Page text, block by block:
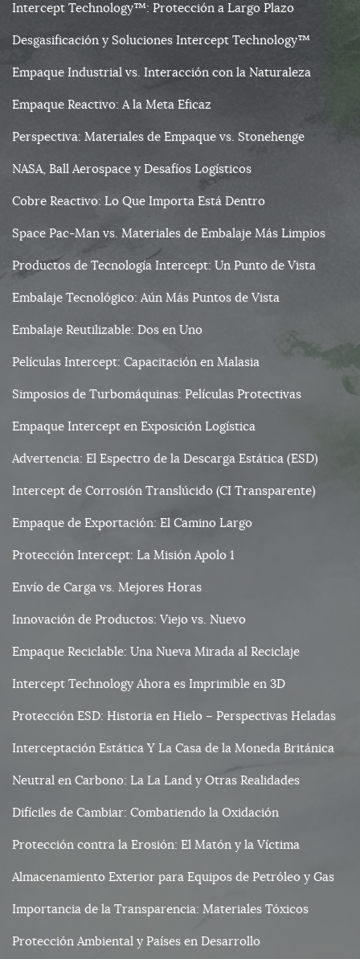
Intercept Technology™: Protección a Largo Plazo
Desgasificación y Soluciones Intercept Technology™
Empaque Industrial vs. Interacción con la Naturaleza
Empaque Reactivo: A la Meta Eficaz
Perspectiva: Materiales de Empaque vs. Stonehenge
NASA, Ball Aerospace y Desafíos Logísticos
Cobre Reactivo: Lo Que Importa Está Dentro
Space Pac-Man vs. Materiales de Embalaje Más Limpios
Productos de Tecnología Intercept: Un Punto de Vista
Embalaje Tecnológico: Aún Más Puntos de Vista
Embalaje Reutilizable: Dos en Uno
Películas Intercept: Capacitación en Malasia
Simposios de Turbomáquinas: Películas Protectivas
Empaque Intercept en Exposición Logística
Advertencia: El Espectro de la Descarga Estática (ESD)
Intercept de Corrosión Translúcido (CI Transparente)
Empaque de Exportación: El Camino Largo
Protección Intercept: La Misión Apolo 1
Envío de Carga vs. Mejores Horas
Innovación de Productos: Viejo vs. Nuevo
Empaque Reciclable: Una Nueva Mirada al Reciclaje
Intercept Technology Ahora es Imprimible en 3D
Protección ESD: Historia en Hielo – Perspectivas Heladas
Interceptación Estática Y La Casa de la Moneda Británica
Neutral en Carbono: La La Land y Otras Realidades
Difíciles de Cambiar: Combatiendo la Oxidación
Protección contra la Erosión: El Matón y la Víctima
Almacenamiento Exterior para Equipos de Petróleo y Gas
Importancia de la Transparencia: Materiales Tóxicos
Protección Ambiental y Países en Desarrollo